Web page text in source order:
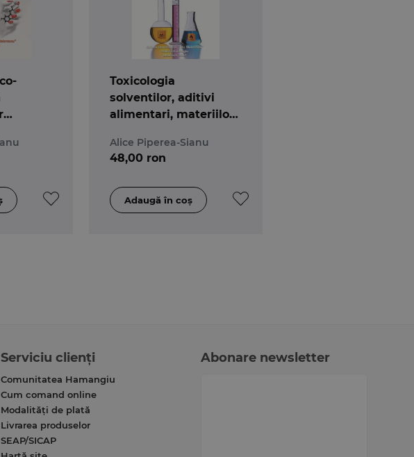
Toxicologia
solventilor, aditivi
alimentari, materiilor
pesticidelor si
aditivilor, in context
teoretice
Alice Piperea-Sianu
48,00 ron
Serviciu clienți
Comunitatea Hamangiu
Cum comand online
Modalități de plată
Livrarea produselor
SEAP/SICAP
Abonare newsletter